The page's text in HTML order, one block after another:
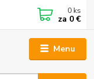
Menu
0 ks
za 0 €